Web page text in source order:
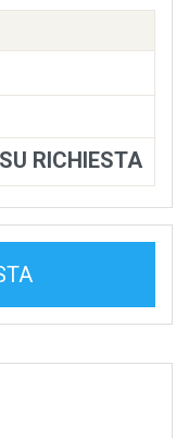
SU RICHIESTA